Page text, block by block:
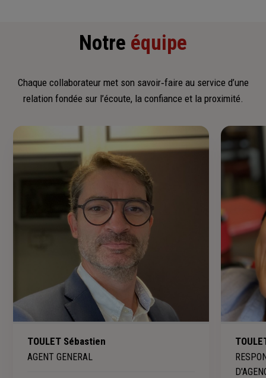
Notre équipe
Chaque collaborateur met son savoir‑faire au service d’une
relation fondée sur l’écoute, la confiance et la proximité.
TOULET Sébastien
AGENT GENERAL